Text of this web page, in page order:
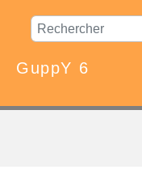
GuppY 6